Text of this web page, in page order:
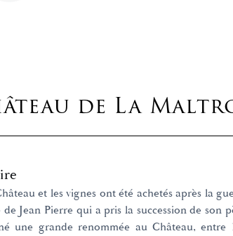
de La
et les vignes ont été achetés après la
de Jean Pierre qui a pris la succession de son
une grande renommée au Château, entre